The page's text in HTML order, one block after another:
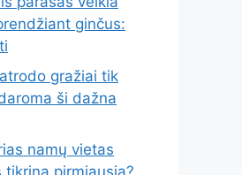
ginčus:
gražiai tik
ši dažna
namų vietas